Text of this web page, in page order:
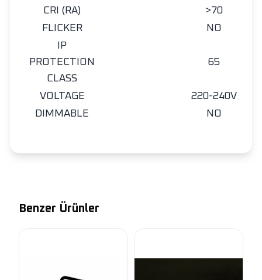
CRI (RA)
>70
FLICKER
NO
IP
PROTECTION
CLASS
65
VOLTAGE
220-240V
DIMMABLE
NO
Benzer Ürünler